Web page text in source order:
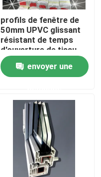
profils de fenêtre de
50mm UPVC glissant
résistant de temps
d'ouverture de tissu
pour rideaux adapté
aux besoins du client
envoyer une